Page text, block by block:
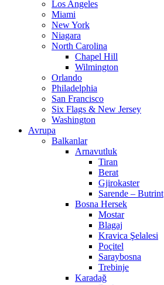
Los Angeles
Miami
New York
Niagara
North Carolina
Chapel Hill
Wilmington
Orlando
Philadelphia
San Francisco
Six Flags & New Jersey
Washington
Avrupa
Balkanlar
Arnavutluk
Tiran
Berat
Gjirokaster
Sarende – Butrint
Bosna Hersek
Mostar
Blagaj
Kravica Şelalesi
Poçitel
Saraybosna
Trebinje
Karadağ